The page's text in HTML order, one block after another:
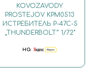
KOVOZAVODY
PROSTEJOV KPM0513
ИСТРЕБИТЕЛЬ P-47C-5
„THUNDERBOLT“ 1/72"
на